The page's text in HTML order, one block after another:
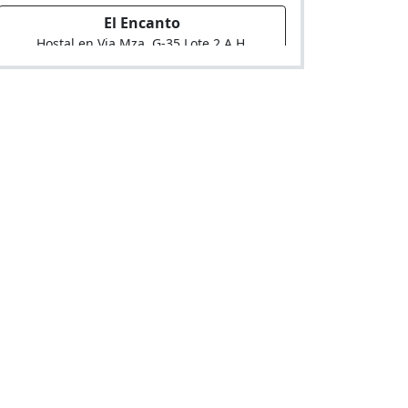
El Encanto
Hostal en Via Mza. G-35 Lote 2 A.H.
Bocanegra Zona 5 (Cruce Av. Peru Cdra. 49